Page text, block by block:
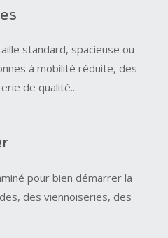
standard, spacieuse ou
à mobilité réduite, des
de qualité...
pour bien démarrer la
des viennoiseries, des